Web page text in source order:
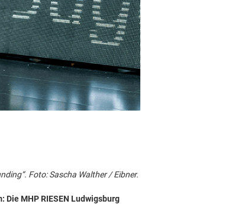
Foto: Sascha Walther / Eibner.
MHP RIESEN Ludwigsburg